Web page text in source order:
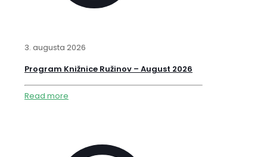
3. augusta 2026
Program Knižnice Ružinov – August 2026
Read more